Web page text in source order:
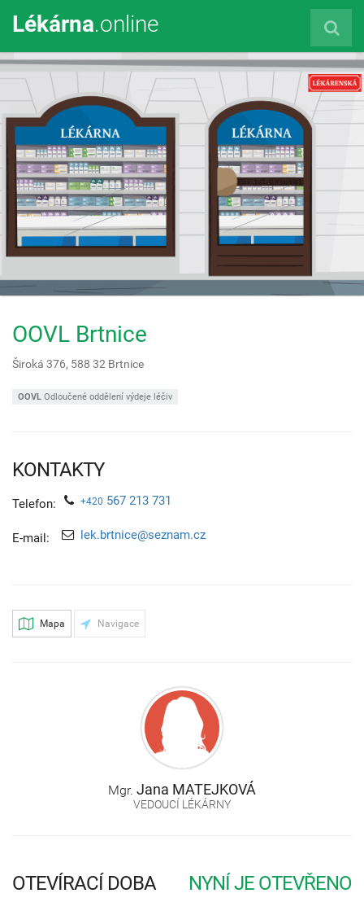
Lékárna.online
OOVL Brtnice
Široká 376, 588 32 Brtnice
OOVL Odloučené oddělení výdeje léčiv
KONTAKTY
Telefon: +420 567 213 731
E-mail: lek.brtnice@seznam.cz
Mapa Navigace
Mgr. Jana MATEJKOVÁ
VEDOUCÍ LÉKÁRNY
OTEVÍRACÍ DOBA